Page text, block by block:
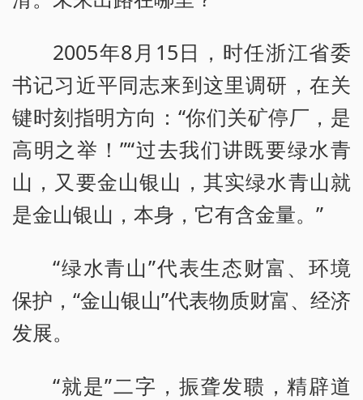
2005年8月15日，时任浙江省委
书记习近平同志来到这里调研，在关
键时刻指明方向：“你们关矿停厂，是
高明之举！”“过去我们讲既要绿水青
山，又要金山银山，其实绿水青山就
是金山银山，本身，它有含金量。”
“绿水青山”代表生态财富、环境
保护，“金山银山”代表物质财富、经济
发展。
“就是”二字，振聋发聩，精辟道